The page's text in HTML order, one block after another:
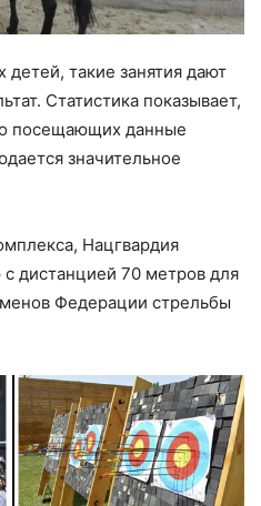
детей, такие занятия дают
Статистика показывает,
посещающих данные
значительное
Нацгвардия
дистанцией 70 метров для
Федерации стрельбы